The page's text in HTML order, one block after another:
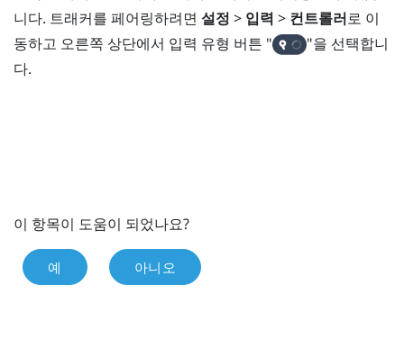
니다. 트래커를 페어링하려면 설정 > 입력 > 컨트롤러로 이
동하고 오른쪽 상단에서 입력 유형 버튼 "‍
"‍을 선택합니
다.
이 항목이 도움이 되었나요?
예 아니오